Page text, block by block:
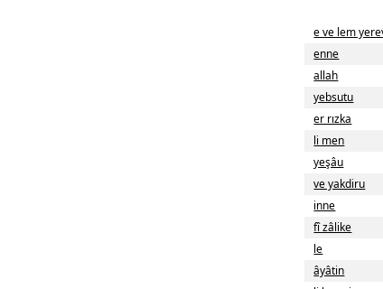
e ve lem
enne
allah
yebsutu
er rızka
li men
yeşâu
ve yakdiru
inne
fî zâlike
le
âyâtin